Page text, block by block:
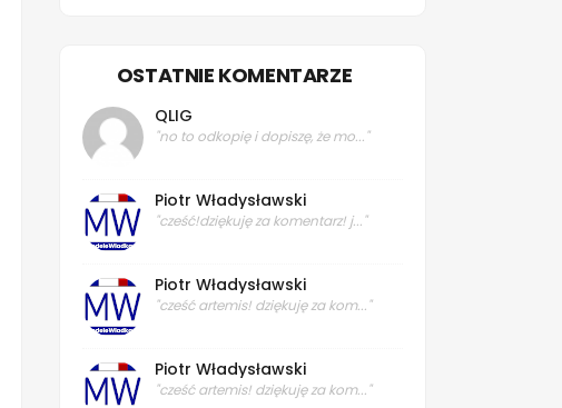
OSTATNIE KOMENTARZE
QLIG
"no to odkopię i dopiszę, że mo..."
Piotr Władysławski
"cześć!dziękuję za komentarz! j..."
Piotr Władysławski
"cześć artemis! dziękuję za kom..."
Piotr Władysławski
"cześć artemis! dziękuję za kom..."